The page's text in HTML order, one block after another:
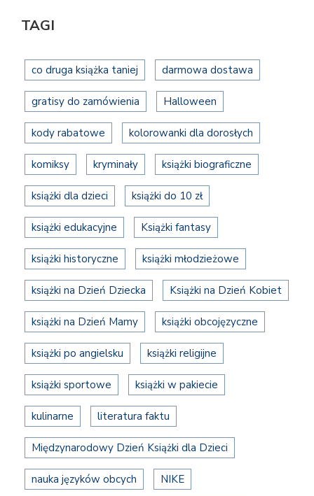
TAGI
co druga książka taniej darmowa dostawa
gratisy do zamówienia Halloween
kody rabatowe kolorowanki dla dorosłych
komiksy kryminały książki biograficzne
książki dla dzieci książki do 10 zł
książki edukacyjne Książki fantasy
książki historyczne książki młodzieżowe
książki na Dzień Dziecka Książki na Dzień Kobiet
książki na Dzień Mamy książki obcojęzyczne
książki po angielsku książki religijne
książki sportowe książki w pakiecie
kulinarne literatura faktu
Międzynarodowy Dzień Książki dla Dzieci
nauka języków obcych NIKE